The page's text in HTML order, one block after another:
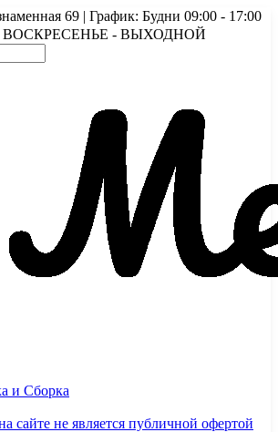
69 | График: Будни 09:00 - 17:00
| ВОСКРЕСЕНЬЕ - ВЫХОДНОЙ
и Сборка
сайте не является публичной офертой